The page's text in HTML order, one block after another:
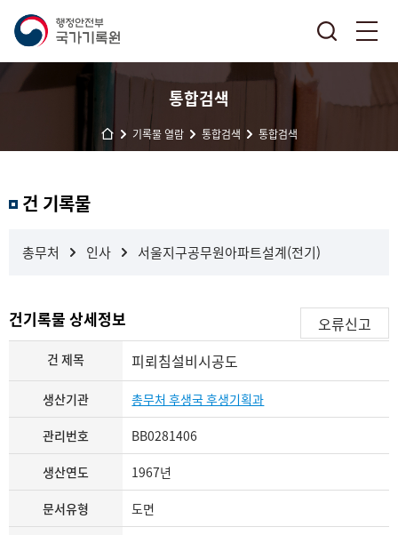
통합검색
기록물 열람 통합검색 통합검색
과 건 기록물
총무처 인사 서울지구공무원아파트설계(전기)
건기록물 상세정보 오류신고
건 제목 피뢰침설비시공도
생산기관 총무처 후생국 후생기획과
관리번호 BB0281406
생산연도 1967년
문서유형 도면